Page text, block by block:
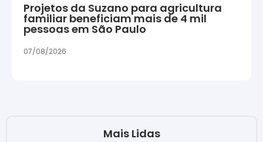
Projetos da Suzano para agricultura
familiar beneficiam mais de 4 mil
pessoas em São Paulo
07/08/2026
Mais Lidas